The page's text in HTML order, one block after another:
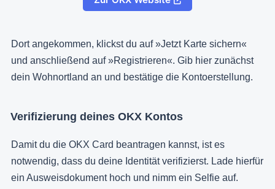
Dort angekommen, klickst du auf »Jetzt Karte sichern«
und anschließend auf »Registrieren«. Gib hier zunächst
dein Wohnortland an und bestätige die Kontoerstellung.
Verifizierung deines OKX Kontos
Damit du die OKX Card beantragen kannst, ist es
notwendig, dass du deine Identität verifizierst. Lade hierfür
ein Ausweisdokument hoch und nimm ein Selfie auf.